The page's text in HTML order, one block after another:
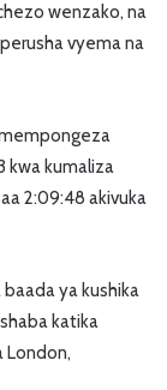
wenzako, na
vyema na
kwa kumaliza
2:09:48 akivuka
ya kushika
katika
London,